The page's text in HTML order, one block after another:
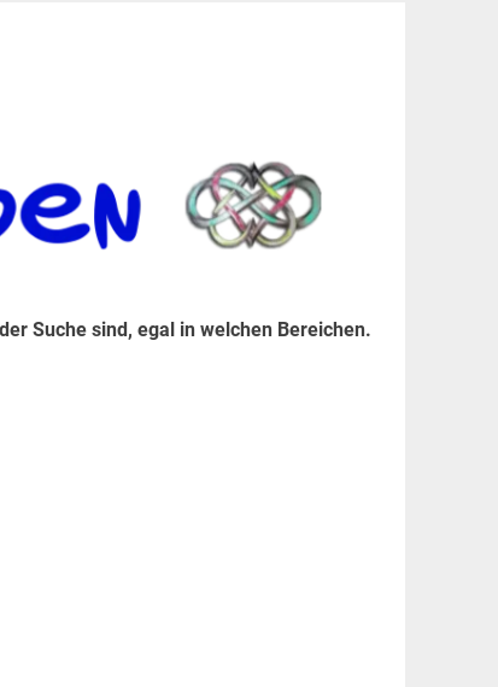
Suche sind, egal in welchen Bereichen.